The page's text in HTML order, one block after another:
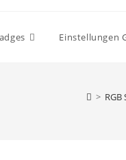
Einstellungen
>